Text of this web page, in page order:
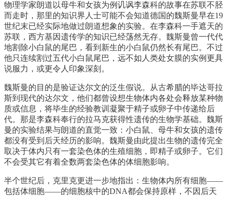
物理学家朗道以母牛和女孩为例讥讽李森科的故事在苏联不胫
而走时，那里的知识界人士可能不会知道德国的魏斯曼早在19
世纪末已经实际地做过朗道想象的实验。在李森科一手遮天的
苏联，西方基因遗传学的知识已经荡然无存。魏斯曼曾一代代
地割除小白鼠的尾巴，看到新生的小白鼠仍然长有尾巴。不过
他只连续割过五代小白鼠尾巴，远不如人类处女膜的实例更具
说服力，或更令人印象深刻。
魏斯曼的目的是验证达尔文的泛生假说。从古希腊的毕达哥拉
斯到现代的达尔文，他们都曾设想生物体内各处会释放某种物
质或信息，将毕生的经验教训凝聚于精子或卵子中传递给后
代。那是李森科奉行的拉马克获得性遗传的生物学基础。魏斯
曼的实验结果与朗道的直觉一致：小白鼠、母牛和女孩的遗传
都没有受到后天经历的影响。魏斯曼由此提出生物的遗传完全
取决于体内只有一套染色体的生殖细胞，即精子或卵子。它们
不会受其它有着全数两套染色体的体细胞影响。
半个世纪后，克里克更进一步地指出：生物体内所有细胞——
包括体细胞——的细胞核中的DNA都会保持原样，不因后天